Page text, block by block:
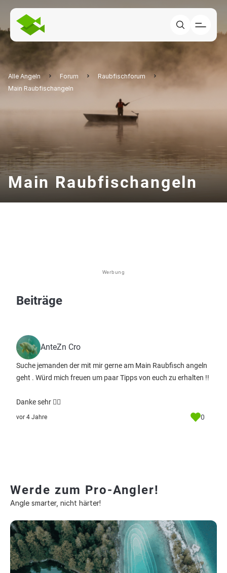
Alle Angeln Forum
Raubfischforum
Main Raubfischangeln
Main Raubfischangeln
Werbung
Beiträge
AnteZn Cro
Suche jemanden der mit mir gerne am Main Raubfisch angeln
geht . Würd mich freuen um paar Tipps von euch zu erhalten !!
Danke sehr 👍🏻
vor 4 Jahre 0
Werde zum Pro-Angler!
Angle smarter, nicht härter!